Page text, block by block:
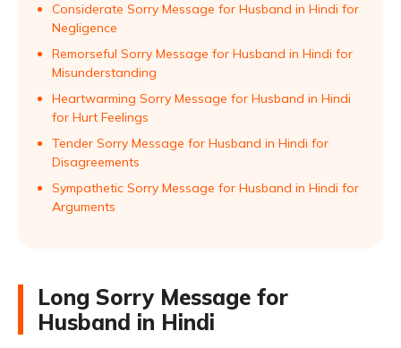
Considerate Sorry Message for Husband in Hindi for
Negligence
Remorseful Sorry Message for Husband in Hindi for
Misunderstanding
Heartwarming Sorry Message for Husband in Hindi
for Hurt Feelings
Tender Sorry Message for Husband in Hindi for
Disagreements
Sympathetic Sorry Message for Husband in Hindi for
Arguments
Long Sorry Message for
Husband in Hindi